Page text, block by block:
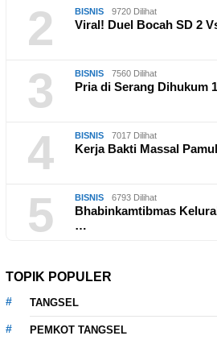
2 BISNIS 9720 Dilihat
Viral! Duel Bocah SD 2
3 BISNIS 7560 Dilihat
Pria di Serang Dihukum
4 BISNIS 7017 Dilihat
Kerja Bakti Massal
5 BISNIS 6793 Dilihat
Bhabinkamtibmas
…
TOPIK POPULER
TANGSEL
PEMKOT TANGSEL